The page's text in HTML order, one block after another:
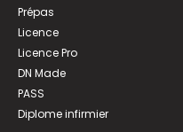
Prépas
Licence
Licence Pro
DN Made
PASS
Diplome infirmier